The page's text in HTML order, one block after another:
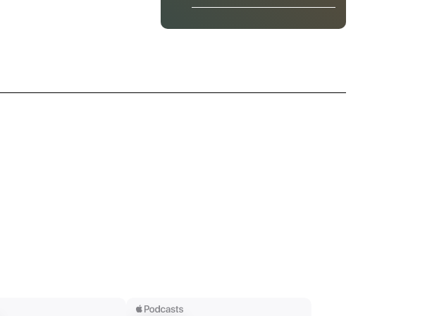
堂に会し、量子技術の未来と企
event/16496.html※開催
ます。2026年9月2日（水）開
月2日（水）17:30